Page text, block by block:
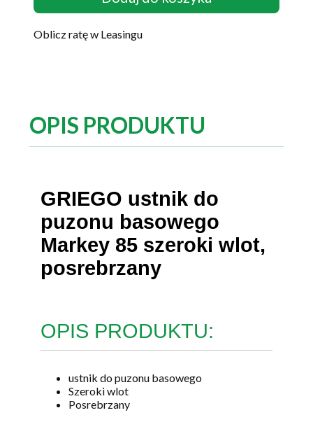
Oblicz ratę w Leasingu
OPIS PRODUKTU
GRIEGO ustnik do
puzonu basowego
Markey 85 szeroki wlot,
posrebrzany
OPIS PRODUKTU:
ustnik do puzonu basowego
Szeroki wlot
Posrebrzany